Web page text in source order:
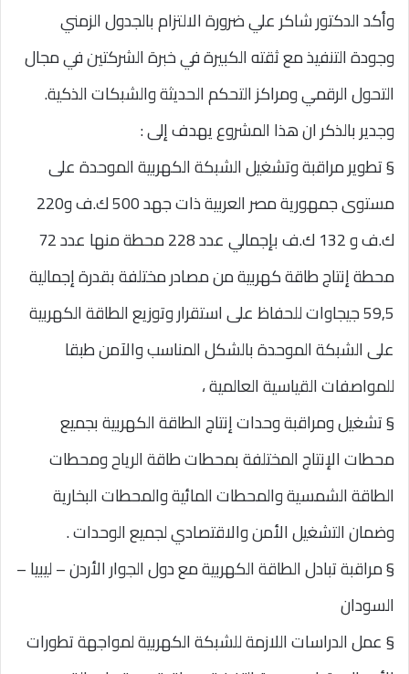
وأكد الدكتور شاكر علي ضرورة الالتزام بالجدول الزمني
وجودة التنفيذ مع ثقته الكبيرة في خبرة الشركتين في مجال
التحول الرقمي ومراكز التحكم الحديثة والشبكات الذكية.
وجدير بالذكر ان هذا المشروع يهدف إلى :
§ تطوير مراقبة وتشغيل الشبكة الكهربية الموحدة على
مستوى جمهورية مصر العربية ذات جهد 500 ك.ف و220
ك.ف و 132 ك.ف بإجمالي عدد 228 محطة منها عدد 72
محطة إنتاج طاقة كهربية من مصادر مختلفة بقدرة إجمالية
59,5 جيجاوات للحفاظ على استقرار وتوزيع الطاقة الكهربية
على الشبكة الموحدة بالشكل المناسب والآمن طبقا
للمواصفات القياسية العالمية ،
§ تشغيل ومراقبة وحدات إنتاج الطاقة الكهربية بجميع
محطات الإنتاج المختلفة بمحطات طاقة الرياح ومحطات
الطاقة الشمسية والمحطات المائية والمحطات البخارية
وضمان التشغيل الأمن والاقتصادي لجميع الوحدات .
§ مراقبة تبادل الطاقة الكهربية مع دول الجوار الأردن – ليبيا –
السودان
§ عمل الدراسات اللازمة للشبكة الكهربية لمواجهة تطورات